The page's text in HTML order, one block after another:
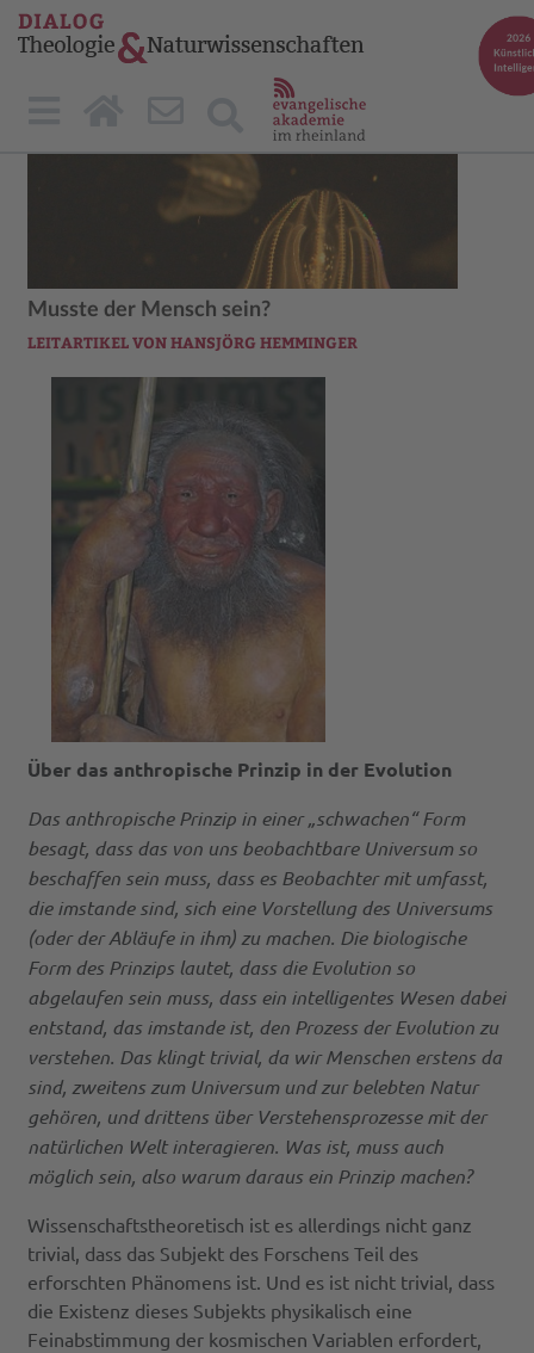
Musste der Mensch sein?
LEITARTIKEL VON HANSJÖRG HEMMINGER
Über das anthropische Prinzip in der Evolution
Das anthropische Prinzip in einer „schwachen“ Form
besagt, dass das von uns beobachtbare Univer­sum so
beschaffen sein muss, dass es Beobachter mit umfasst,
die imstande sind, sich eine Vorstellung des Universums
(oder der Abläufe in ihm) zu machen. Die biologische
Form des Prinzips lautet, dass die Evolution so
abgelaufen sein muss, dass ein intelligentes Wesen dabei
entstand, das imstande ist, den Prozess der Evolution zu
verstehen. Das klingt tri­vial, da wir Menschen erstens da
sind, zweitens zum Universum und zur belebten Natur
gehören, und drittens über Verstehensprozesse mit der
natürlichen Welt interagieren. Was ist, muss auch
möglich sein, also warum daraus ein Prinzip machen?
Wissenschaftstheoretisch ist es allerdings nicht ganz
trivial, dass das Subjekt des Forschens Teil des
erforschten Phänomens ist. Und es ist nicht trivial, dass
die Existenz dieses Subjekts physikalisch eine
Feinabstimmung der kosmischen Variablen erfordert,